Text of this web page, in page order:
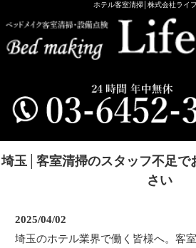
ホテル客室清掃│株式会社ライ
埼玉│客室清掃のスタッフ不足で
さい
2025/04/02
埼玉のホテル業界で働く皆様へ。客